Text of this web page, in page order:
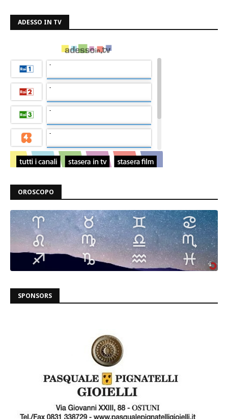
ADESSO IN TV
OROSCOPO
SPONSORS